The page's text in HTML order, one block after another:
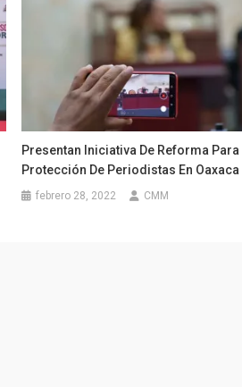
Presentan Iniciativa De Reforma Para
Protección De Periodistas En Oaxaca
febrero 28, 2022 CMM